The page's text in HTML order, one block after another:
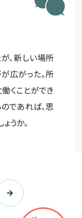
、新しい場所
広がった。所
くことができ
であれば、思
うか。